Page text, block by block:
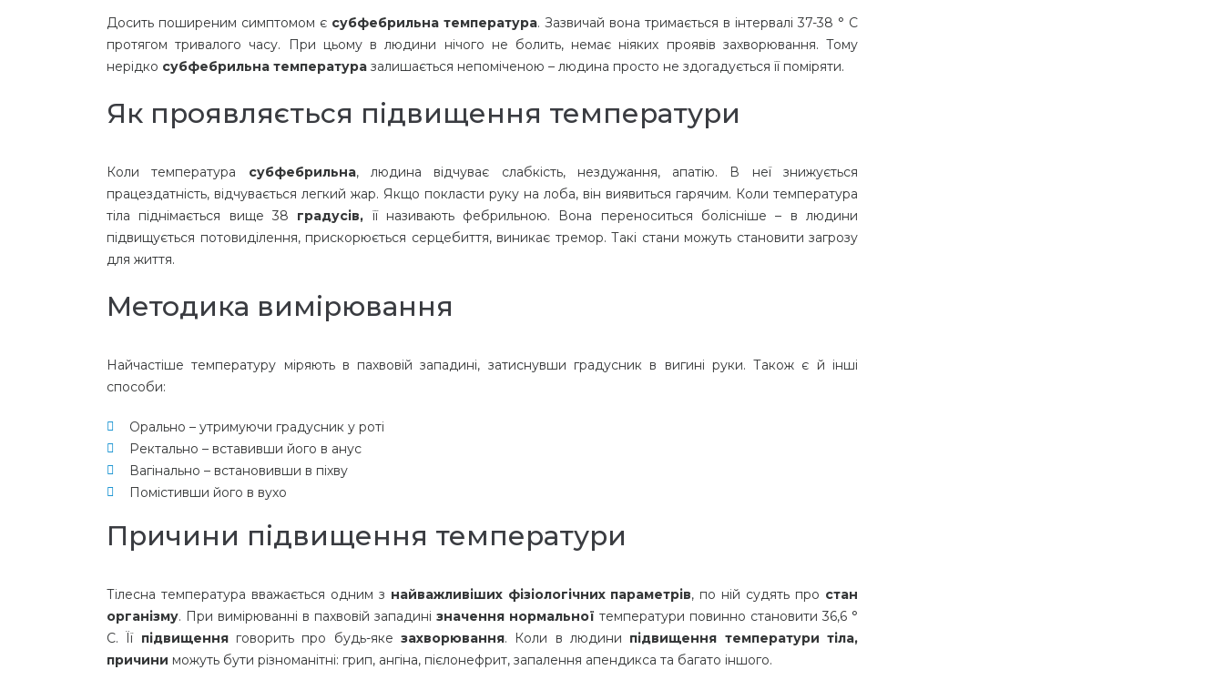
Досить поширеним симптомом є субфебрильна температура. Зазвичай вона тримається в інтервалі 37-38 ° С
протягом тривалого часу. При цьому в людини нічого не болить, немає ніяких проявів захворювання. Тому
нерідко субфебрильна температура залишається непоміченою – людина просто не здогадується її поміряти.
Як проявляється підвищення температури
Коли температура субфебрильна, людина відчуває слабкість, нездужання, апатію. В неї знижується
працездатність, відчувається легкий жар. Якщо покласти руку на лоба, він виявиться гарячим. Коли температура
тіла піднімається вище 38 градусів, її називають фебрильною. Вона переноситься болісніше – в людини
підвищується потовиділення, прискорюється серцебиття, виникає тремор. Такі стани можуть становити загрозу
для життя.
Методика вимірювання
Найчастіше температуру міряють в пахвовій западині, затиснувши градусник в вигині руки. Також є й інші
способи:
Орально – утримуючи градусник у роті
Ректально – вставивши його в анус
Вагінально – встановивши в піхву
Помістивши його в вухо
Причини підвищення температури
Тілесна температура вважається одним з найважливіших фізіологічних параметрів, по ній судять про стан
організму. При вимірюванні в пахвовій западині значення нормальної температури повинно становити 36,6 °
С. Її підвищенняговорить про будь-якезахворювання. Коли в людини підвищення температури тіла,
причини можуть бути різноманітні: грип, ангіна, пієлонефрит, запалення апендикса та багато іншого.